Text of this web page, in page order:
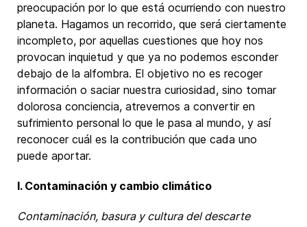
preocupación por lo que está ocurriendo con nuestro
planeta. Hagamos un recorrido, que será ciertamente
incompleto, por aquellas cuestiones que hoy nos
provocan inquietud y que ya no podemos esconder
debajo de la alfombra. El objetivo no es recoger
información o saciar nuestra curiosidad, sino tomar
dolorosa conciencia, atrevernos a convertir en
sufrimiento personal lo que le pasa al mundo, y así
reconocer cuál es la contribución que cada uno
puede aportar.
I. Contaminación y cambio climático
Contaminación, basura y cultura del descarte